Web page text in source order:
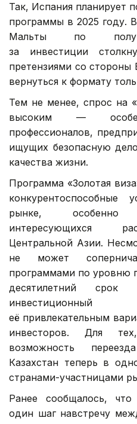
Так, Испания планирует
программы в 2025 году.
Мальты по
за инвестиции
претензиями со
вернуться к формату
Тем не менее, спрос на
высоким —
профессионалов,
ищущих безопасную
качества жизни.
Программа «Золотая
конкурентоспособные
рынке, особенно
интересующихся
Центральной Азии.
не может
программами по уровню
десятилетний
её привлекательным
инвесторов. Для
возможность
Казахстан теперь в
странами-участницами
Ранее сообщалось,
один шаг навстречу